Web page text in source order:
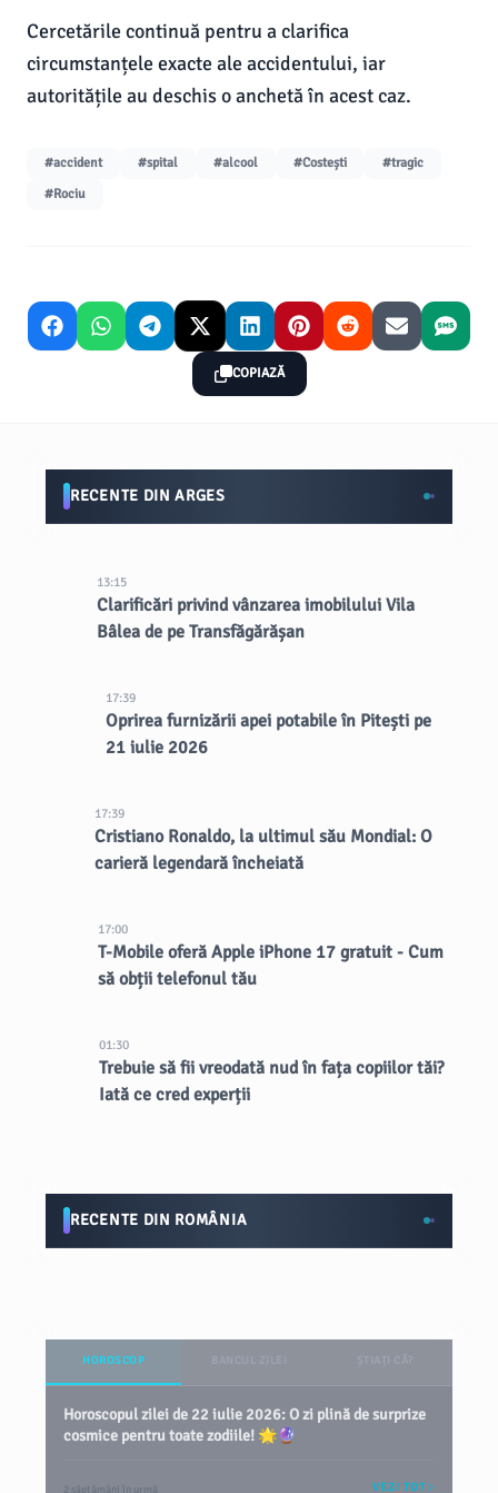
Cercetările continuă pentru a clarifica
circumstanțele exacte ale accidentului, iar
autoritățile au deschis o anchetă în acest caz.
#accident #spital #alcool #Costești
#tragic
#Rociu
COPIAZĂ
RECENTE DIN ARGES
13:15
Clarificări privind vânzarea imobilului Vila
Bâlea de pe Transfăgărășan
17:39
Oprirea furnizării apei potabile în Pitești pe
21 iulie 2026
17:39
Cristiano Ronaldo, la ultimul său Mondial: O
carieră legendară încheiată
17:00
T-Mobile oferă Apple iPhone 17 gratuit - Cum
să obții telefonul tău
01:30
Trebuie să fii vreodată nud în fața copiilor tăi?
Iată ce cred experții
RECENTE DIN ROMÂNIA
HOROSCOP
Horoscopul zilei de 22 iulie 2026: O zi plină de surprize
cosmice pentru toate zodiile! 🌟🔮
2 săptămâni în urmă VEZI TOT